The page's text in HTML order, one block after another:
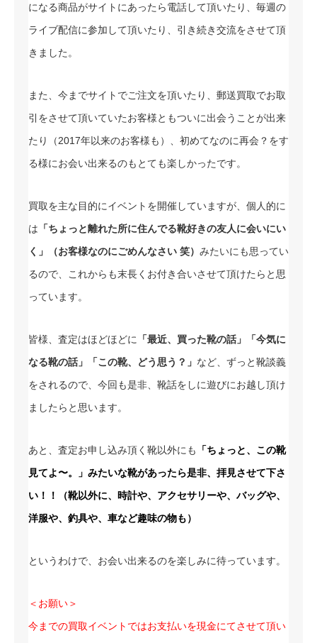
になる商品がサイトにあったら電話して頂いたり、毎週の
ライブ配信に参加して頂いたり、引き続き交流をさせて頂
きました。
また、今までサイトでご注文を頂いたり、郵送買取でお取
引をさせて頂いていたお客様ともついに出会うことが出来
たり（2017年以来のお客様も）、初めてなのに再会？をす
る様にお会い出来るのもとても楽しかったです。
買取を主な目的にイベントを開催していますが、個人的に
は 「ちょっと離れた所に住んでる靴好きの友人に会いにい
く」（お客様なのにごめんなさい 笑） みたいにも思ってい
るので、これからも末長くお付き合いさせて頂けたらと思
っています。
皆様、査定はほどほどに
「最近、買った靴の話」「今気に
なる靴の話」「この靴、どう思う？」 など、ずっと靴談義
をされるので、今回も是非、靴話をしに遊びにお越し頂け
ましたらと思います。
あと、査定お申し込み頂く靴以外にも
「ちょっと、この靴
見てよ〜。」みたいな靴があったら是非、拝見させて下さ
い！！（靴以外に、時計や、アクセサリーや、バッグや、
洋服や、釣具や、車など趣味の物も）
というわけで、お会い出来るのを楽しみに待っています。
＜お願い＞
今までの買取イベントではお支払いを現金にてさせて頂い